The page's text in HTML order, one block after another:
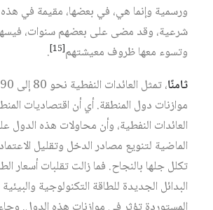
ورسمية وإنما هي، في بعضها، مقيمة في
شرعية، وقد مضى على بعضهم سنوات،
وتسوء معها ظروف معيشتهم[15]
.
ثامنًا
موازنات دول المنطقة. أي أن اقتصاديات
العائدات النفطية، وأن محاولات هذه الدول
الماضية لتنويع مصادر الدخل وتقليل
تكلل جلها بالنجاح. فما زالت تقلبات أسعار
البدائل الجديدة للطاقة التكنولوجية